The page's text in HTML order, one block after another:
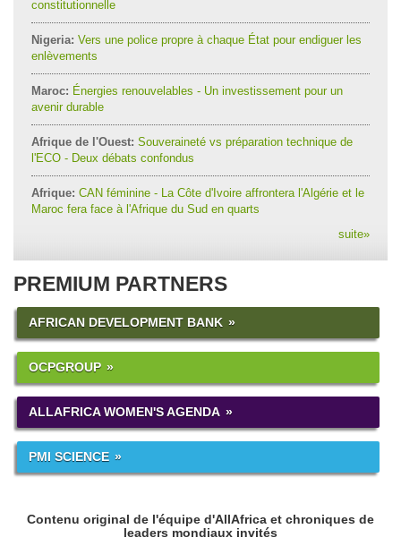
constitutionnelle
Nigeria: Vers une police propre à chaque État pour endiguer les
enlèvements
Maroc: Énergies renouvelables - Un investissement pour un
avenir durable
Afrique de l'Ouest: Souveraineté vs préparation technique de
l'ECO - Deux débats confondus
Afrique: CAN féminine - La Côte d'Ivoire affrontera l'Algérie et le
Maroc fera face à l'Afrique du Sud en quarts
suite»
PREMIUM PARTNERS
AFRICAN DEVELOPMENT BANK
OCPGROUP
ALLAFRICA WOMEN'S AGENDA
PMI SCIENCE
Contenu original de l'équipe d'AllAfrica et chroniques de
leaders mondiaux invités